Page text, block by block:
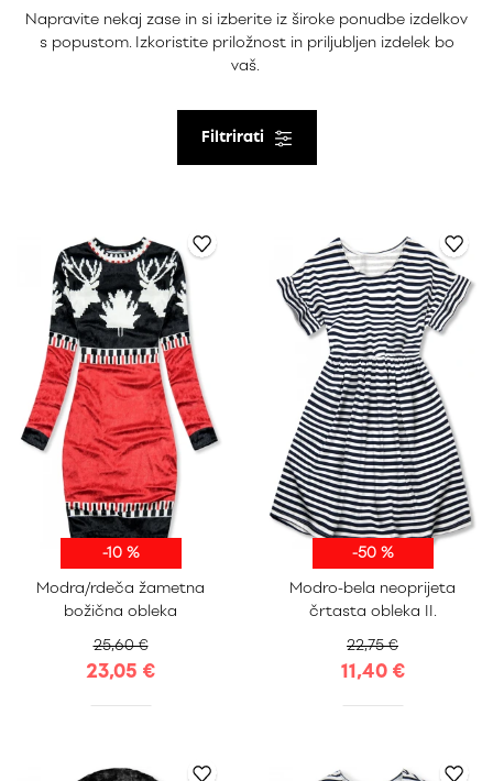
Napravite nekaj zase in si izberite iz široke ponudbe izdelkov
s popustom. Izkoristite priložnost in priljubljen izdelek bo
vaš.
Filtrirati
-10 %
Modra/rdeča žametna
božična obleka
25,60 €
23,05 €
-50 %
Modro-bela neoprijeta
črtasta obleka II.
22,75 €
11,40 €
Uni